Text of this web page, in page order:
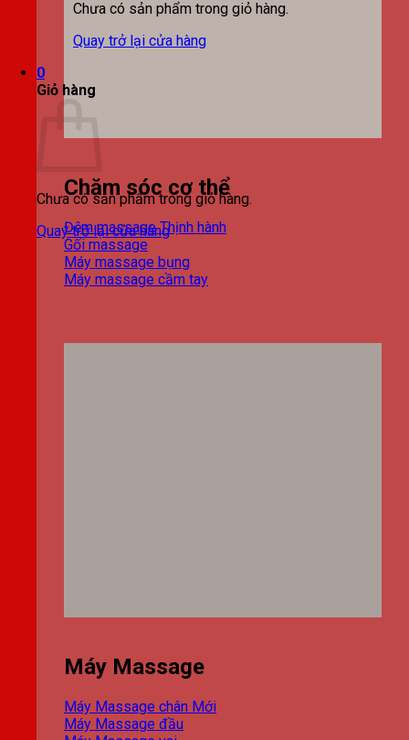
Chưa có sản phẩm trong giỏ hàng.
Quay trở lại cửa hàng
0
Giỏ hàng
Chưa có sản phẩm trong giỏ hàng.
Quay trở lại cửa hàng
Chăm sóc cơ thể
Đệm massage
Gối massage
Máy massage bụng
Máy massage cầm tay
Máy Massage
Máy Massage chân
Máy Massage đầu